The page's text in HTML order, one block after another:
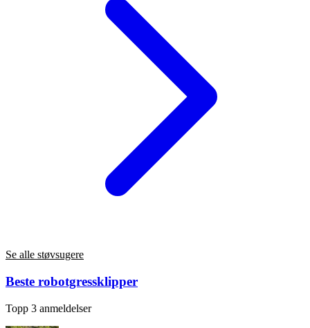
Se alle støvsugere
Beste robotgressklipper
Topp 3 anmeldelser